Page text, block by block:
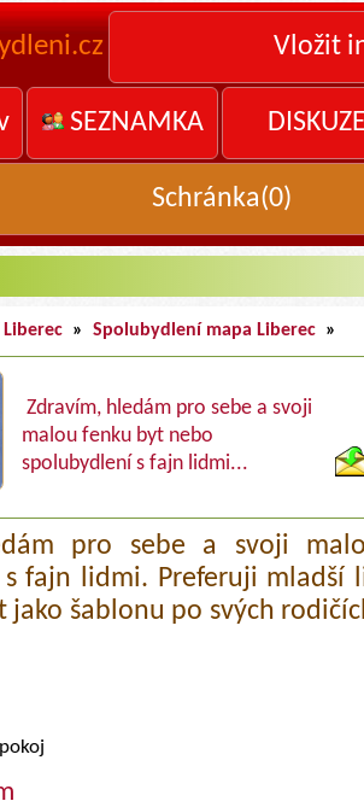
Vložit
SEZNAMKA
Schránka(0)
» Spolubydlení mapa Liberec »
Zdravím, hledám pro sebe a svoji
malou fenku byt nebo
spolubydlení s fajn lidmi...
pro sebe a svoji
fajn lidmi. Preferuji mladší
jako šablonu po svých